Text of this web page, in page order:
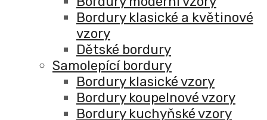
Bordury klasické a květinové
vzory
Dětské bordury
Samolepící bordury
Bordury klasické vzory
Bordury koupelnové vzory
Bordury kuchyňské vzory